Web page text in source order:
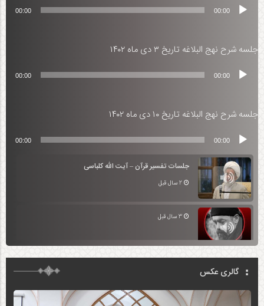
پخش‌کننده
صوت
00:00
00:00
جلسه شرح نهج البلاغه تاریخ ۳ دی ماه ۱۴۰۲
پخش‌کننده
صوت
00:00
00:00
جلسه شرح نهج البلاغه تاریخ ۱۰ دی ماه ۱۴۰۲
پخش‌کننده
صوت
00:00
00:00
جلسات تفسیر قرآن – آیت الله کلباسی
2 سال قبل
3 سال قبل
گالری عکس